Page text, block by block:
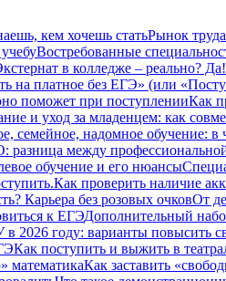
кем хочешь статьРынок
Востребованные
в колледже – реально? Да!
на платное без ЕГЭ» (или
поможет при поступленииКак
и уход за младенцем: как
семейное, надомное обучение:
разница между
обучение и его нюансы
Как проверить наличие
Карьера без розовых очковОт
к ЕГЭДополнительный
2026 году: варианты повысить
Как поступить и выжить в
математикаКак заставить